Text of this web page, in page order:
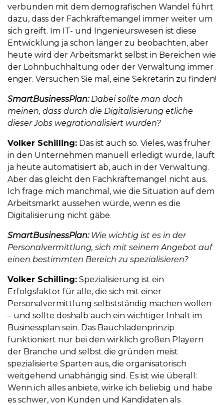
verbunden mit dem demografischen Wandel führt
dazu, dass der Fachkräftemangel immer weiter um
sich greift. Im IT- und Ingenieurswesen ist diese
Entwicklung ja schon länger zu beobachten, aber
heute wird der Arbeitsmarkt selbst in Bereichen wie
der Lohnbuchhaltung oder der Verwaltung immer
enger. Versuchen Sie mal, eine Sekretärin zu finden!
SmartBusinessPlan: Dabei sollte man doch
meinen, dass durch die Digitalisierung etliche
dieser Jobs wegrationalisiert wurden?
Volker Schilling: Das ist auch so. Vieles, was früher
in den Unternehmen manuell erledigt wurde, läuft
ja heute automatisiert ab, auch in der Verwaltung.
Aber das gleicht den Fachkräftemangel nicht aus.
Ich frage mich manchmal, wie die Situation auf dem
Arbeitsmarkt aussehen würde, wenn es die
Digitalisierung nicht gäbe.
SmartBusinessPlan: Wie wichtig ist es in der
Personalvermittlung, sich mit seinem Angebot auf
einen bestimmten Bereich zu spezialisieren?
Volker Schilling: Spezialisierung ist ein
Erfolgsfaktor für alle, die sich mit einer
Personalvermittlung selbstständig machen wollen
– und sollte deshalb auch ein wichtiger Inhalt im
Businessplan sein. Das Bauchladenprinzip
funktioniert nur bei den wirklich großen Playern
der Branche und selbst die gründen meist
spezialisierte Sparten aus, die organisatorisch
weitgehend unabhängig sind. Es ist wie überall:
Wenn ich alles anbiete, wirke ich beliebig und habe
es schwer, von Kunden und Kandidaten als